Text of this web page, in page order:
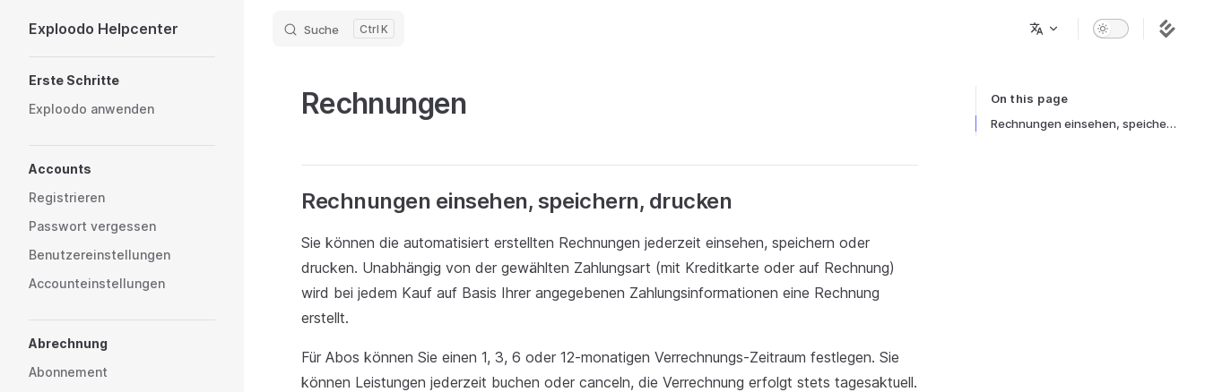
Skip to content
Exploodo Helpcenter Suche K
Erste Schritte
Exploodo anwenden
Accounts
Registrieren
Passwort vergessen
Benutzereinstellungen
Accounteinstellungen
Abrechnung
Abonnement
On this page
Table of Contents for current page
Rechnungen einsehen, speichern, drucken
Rechnungen
Rechnungen einsehen, speichern, drucken
Sie können die automatisiert erstellten Rechnungen jederzeit einsehen, speichern oder
drucken. Unabhängig von der gewählten Zahlungsart (mit Kreditkarte oder auf Rechnung)
wird bei jedem Kauf auf Basis Ihrer angegebenen Zahlungsinformationen eine Rechnung
erstellt.
Für Abos können Sie einen 1, 3, 6 oder 12-monatigen Verrechnungs-Zeitraum festlegen. Sie
können Leistungen jederzeit buchen oder canceln, die Verrechnung erfolgt stets tagesaktuell.